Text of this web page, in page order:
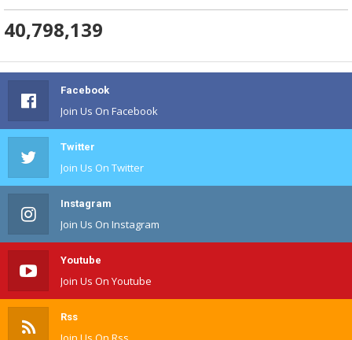
40,798,139
Facebook
Join Us On Facebook
Twitter
Join Us On Twitter
Instagram
Join Us On Instagram
Youtube
Join Us On Youtube
Rss